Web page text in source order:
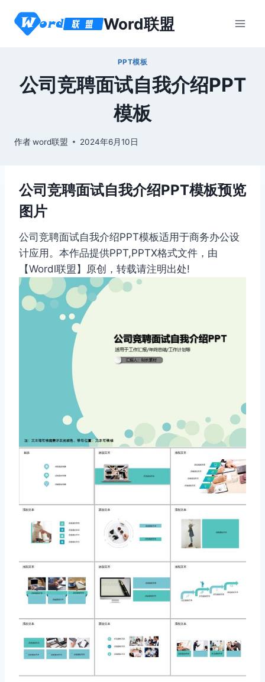
Word联盟
PPT模板
公司竞聘面试自我介绍PPT
模板
作者word联盟 2024年6月10日
公司竞聘面试自我介绍PPT模板预览
图片
公司竞聘面试自我介绍PPT模板适用于商务办公设
计应用。本作品提供PPT,PPTX格式文件，由
【Wordl联盟】原创，转载请注明出处!